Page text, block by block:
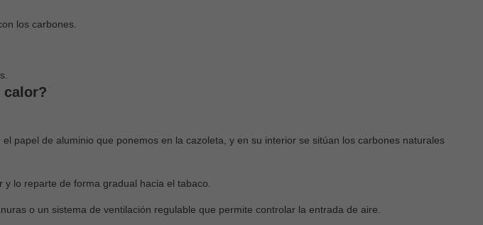
vs Cachimbas: ¿Cuál es
views
años, el consumo de
otras sustancias ha
debates sobre...
los carbones.
calor?
papel de aluminio que ponemos en la cazoleta, y en su interior se sitúan los carbones naturales
lo reparte de forma gradual hacia el tabaco.
o un sistema de ventilación regulable que permite controlar la entrada de aire.